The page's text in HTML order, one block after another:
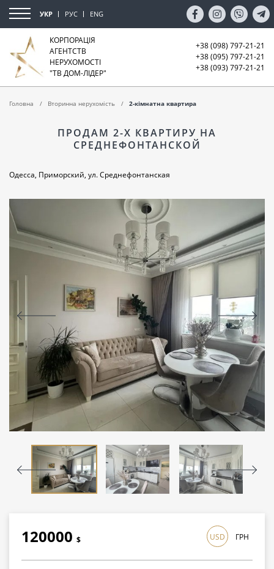
УКР РУС ENG
КОРПОРАЦІЯ
АГЕНТСТВ
НЕРУХОМОСТІ
"ТВ ДОМ-ЛІДЕР"
+38 (098) 797-21-21
+38 (095) 797-21-21
+38 (093) 797-21-21
Головна Вторинна нерухомість 2-кімнатна квартира
ПРОДАМ 2-Х КВАРТИРУ НА
СРЕДНЕФОНТАНСКОЙ
Одесса, Приморский, ул. Среднефонтанская
120000 $
3480000грн
USD ГРН